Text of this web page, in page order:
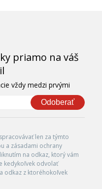
priamo na váš
vždy medzi prvými
Odoberať
len za týmto
a zásadami ochrany
na odkaz, ktorý vám
kedykoľvek odvolať
odkaz z ktoréhokoľvek